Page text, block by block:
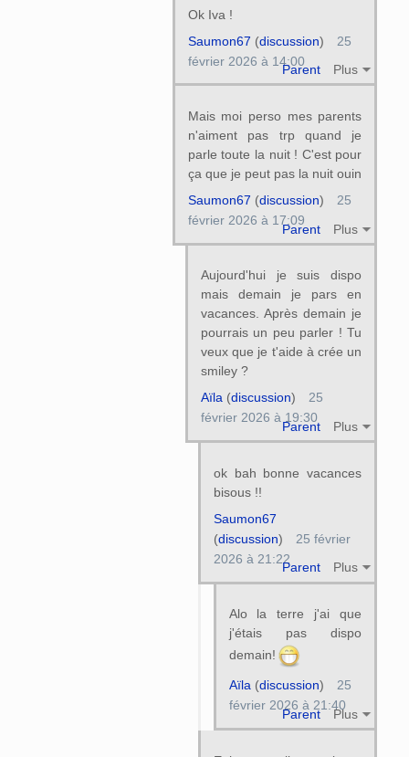
Ok Iva !
Parent Plus
Saumon67 (discussion)
25
février 2026 à 14:00
Mais moi perso mes parents
n'aiment pas trp quand je
parle toute la nuit ! C'est pour
ça que je peut pas la nuit ouin
Parent Plus
Saumon67 (discussion)
25
février 2026 à 17:09
Aujourd'hui je suis dispo
mais demain je pars en
vacances. Après demain je
pourrais un peu parler ! Tu
veux que je t'aide à crée un
smiley ?
Parent Plus
Aïla(discussion)
25
février 2026 à 19:30
ok bah bonne vacances
bisous !!
Parent Plus
Saumon67
(discussion)
25 février
2026 à 21:22
Alo la terre j'ai que
j'étais pas dispo
demain!
Parent Plus
Aïla (discussion)
25
février 2026 à 21:40